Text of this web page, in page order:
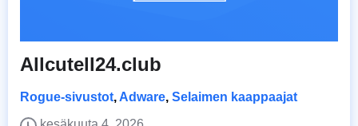
Allcutell24.club
Rogue-sivustot,Adware, Selaimen kaappaajat